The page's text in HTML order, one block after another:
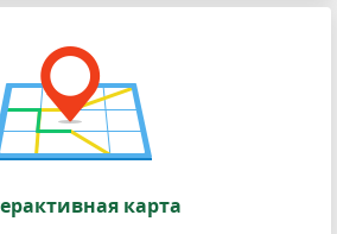
карта